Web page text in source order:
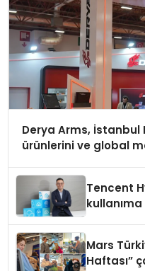
Derya Arms, İstanbul
ürünlerini ve global
Tencent
Mars
Haftası”